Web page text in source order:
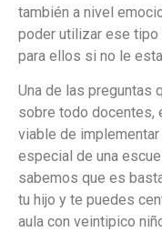
también a nivel
poder utilizar ese tipo
para ellos si no le
Una de las preguntas
sobre todo
viable de
especial de una
sabemos que es
tu hijo y te puedes
aula con veintipico